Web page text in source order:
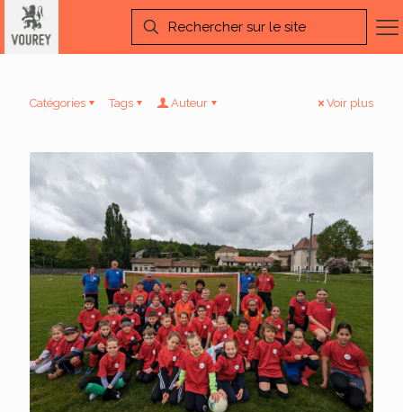
Catégories Tags Auteur Voir plus